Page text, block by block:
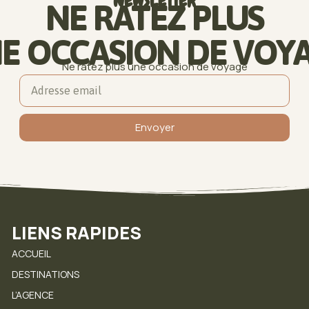
NE RATEZ PLUS
OCCASION DE
Ne ratez plus une occasion de voyage
Envoyer
LIENS RAPIDES
ACCUEIL
DESTINATIONS
L’AGENCE